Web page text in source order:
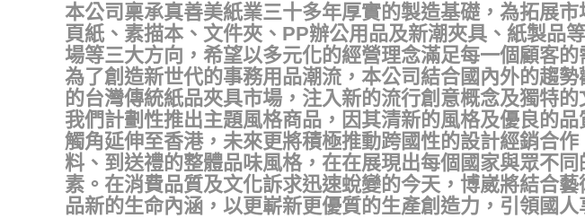
本公司稟承真善美紙業三十多年厚實的製造基礎，為拓展
頁紙、素描本、文件夾、PP辦公用品及新潮夾具、紙製品
場等三大方向，希望以多元化的經營理念滿足每一個顧客的
為了創造新世代的事務用品潮流，本公司結合國內外的趨
的台灣傳統紙品夾具市場，注入新的流行創意概念及獨特
我們計劃性推出主題風格商品，因其清新的風格及優良的
觸角延伸至香港，未來更將積極推動跨國性的設計經銷合
料、到送禮的整體品味風格，在在展現出每個國家與眾不
素。在消費品質及文化訴求迅速蛻變的今天，博崴將結合
品新的生命內涵，以更嶄新更優質的生產創造力，引領國人